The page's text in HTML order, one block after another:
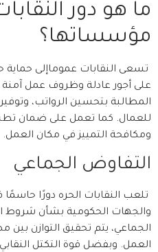
ما هو دور
مؤسساتها؟
تسعى النقابات عموماإلى
على أجور عادلة وظروف عمل
المطالبة بتحسين الرواتب،
للعمال. كما تعمل على ضمان
ومكافحة التمييز في مكان العمل.
التفاوض الجماعي
تلعب النقابات الحره دورًا
والجهات الحكومية بشأن شروط
الجماعي، يتم تحقيق التوازن
العمل. وبفضل قوة التكتل